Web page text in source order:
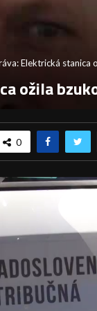
Elektrická stanica
ožila
0